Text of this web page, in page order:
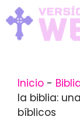
Skip
to
content
Inicio -
la biblia:
bíblicos